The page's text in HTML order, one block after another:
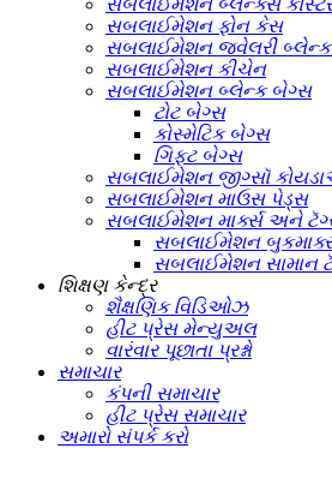
સબલાઈમેશન બ્લેન્ક્સ
સબલાઈમેશન ફોન કેસ
સબલાઈમેશન જ્વેલરી
સબલાઈમેશન કીચેન
સબલાઈમેશન બ્લેન્ક બેગ્સ
ટોટ બેગ્સ
કોસ્મેટિક બેગ્સ
ગિફ્ટ બેગ્સ
સબલાઈમેશન જીગ્સૉ
સબલાઈમેશન માઉસ પેડ્સ
સબલાઈમેશન માર્ક્સ અને
સબલાઈમેશન
સબલાઈમેશન સામાન
શિક્ષણ કેન્દ્ર
શૈક્ષણિક વિડિઓઝ
હીટ પ્રેસ મેન્યુઅલ
વારંવાર પૂછાતા પ્રશ્નો
સમાચાર
કંપની સમાચાર
હીટ પ્રેસ સમાચાર
અમારો સંપર્ક કરો